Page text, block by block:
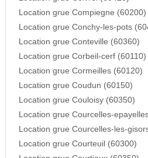
Location grue Compiegne (60200)
Location grue Conchy-les-pots
Location grue Conteville (60360)
Location grue Corbeil-cerf (60110)
Location grue Cormeilles (60120)
Location grue Coudun (60150)
Location grue Couloisy (60350)
Location grue Courcelles-
Location grue Courcelles-les-
Location grue Courteuil (60300)